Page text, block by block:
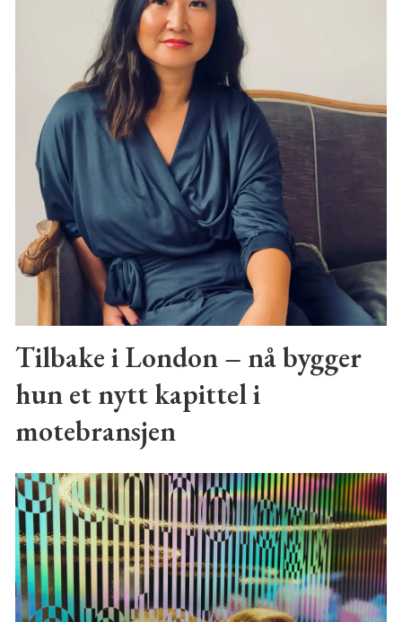
Tilbake i London – nå bygger
hun et nytt kapittel i
motebransjen